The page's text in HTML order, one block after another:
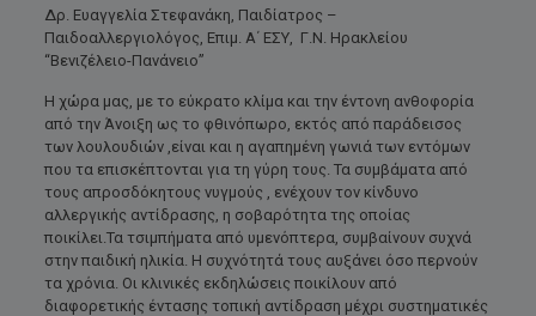
Δρ. Ευαγγελία Στεφανάκη, Παιδίατρος –
Παιδοαλλεργιολόγος, Επιμ. Α΄ ΕΣΥ, Γ.Ν. Ηρακλείου
“Βενιζέλειο-Πανάνειο”
Η χώρα μας, με το εύκρατο κλίμα και την έντονη ανθοφορία
από την Άνοιξη ως το φθινόπωρο, εκτός από παράδεισος
των λουλουδιών ,είναι και η αγαπημένη γωνιά των εντόμων
που τα επισκέπτονται για τη γύρη τους. Τα συμβάματα από
τους απροσδόκητους νυγμούς , ενέχουν τον κίνδυνο
αλλεργικής αντίδρασης, η σοβαρότητα της οποίας
ποικίλει.Τα τσιμπήματα από υμενόπτερα, συμβαίνουν συχνά
στην παιδική ηλικία. Η συχνότητά τους αυξάνει όσο περνούν
τα χρόνια. Οι κλινικές εκδηλώσεις ποικίλουν από
διαφορετικής έντασης τοπική αντίδραση μέχρι συστηματικές